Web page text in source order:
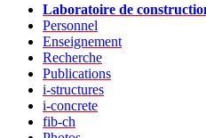
Laboratoire de
Personnel
Enseignement
Recherche
Publications
i-structures
i-concrete
fib-ch